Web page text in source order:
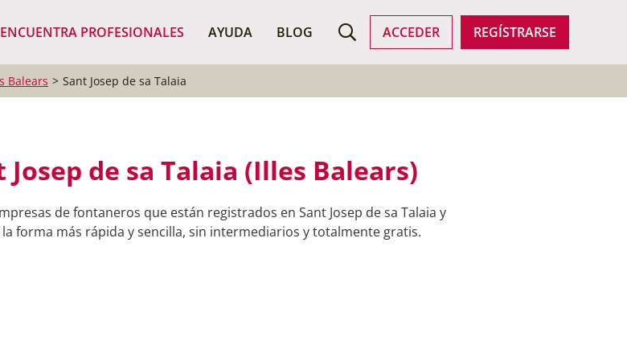
ENCUENTRA PROFESIONALES AYUDA BLOG ACCEDER REGÍSTRARSE
BUSCAR PROFESIONALES
Balears Sant Josep de sa Talaia
de sa Talaia (Illes Balears)
de fontaneros que están registrados en Sant Josep de sa Talaia y
forma más rápida y sencilla, sin intermediarios y totalmente gratis.